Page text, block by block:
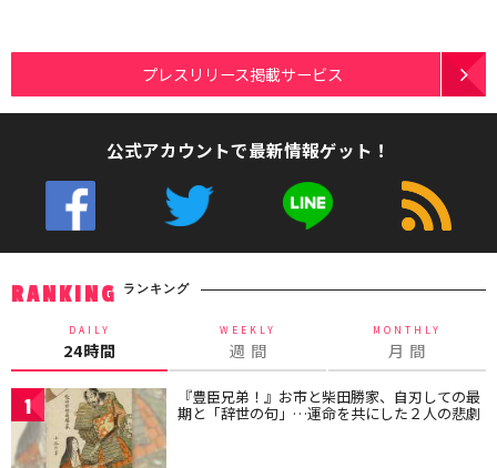
プレスリリース掲載サービス
公式アカウントで最新情報ゲット！
RANKING ランキング
DAILY
24時間
WEEKLY
週 間
MONTHLY
月 間
1 『豊臣兄弟！』お市と柴田勝家、自刃しての最
期と「辞世の句」…運命を共にした２人の悲劇